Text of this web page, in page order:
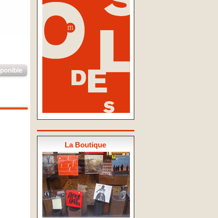
La Boutique